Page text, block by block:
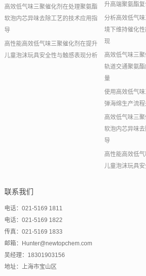
高效低气味三聚催化剂在处理聚氨酯
软泡内芯异味去除工艺的技术应用指
导
高性能高效低气味三聚催化剂在提升
儿童泡沫玩具安全性与触感表现分析
升高端聚氨酯
分析高效低气
境下维持催化
现
高效低气味三
轨道交通聚氨
量
使用高效低气
弹海绵生产流
高效低气味三
软泡内芯异味
导
高性能高效低
儿童泡沫玩具
联系我们
电话：021-5169 1811
电话：021-5169 1822
传真：021-5169 1833
邮箱：Hunter@newtopchem.com
吴经理：18301903156
地址：上海市宝山区